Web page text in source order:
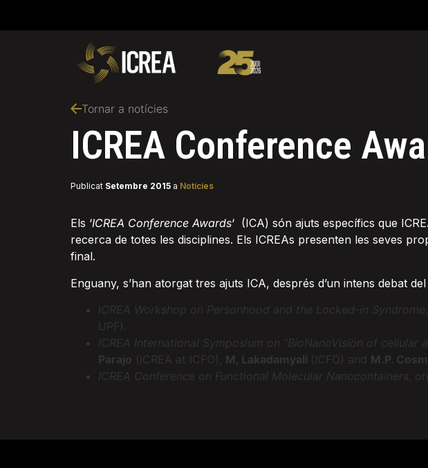
Tornar a notícies
ICREA Conference
Publicat Setembre 2015 a Notícies
Els ‘ICREA Conference Awards‘ (ICA) són ajuts específics que
recerca de totes les disciplines. Els ICREAs presenten les seves
final.
Enguany, s’han atorgat tres ajuts ICA, després d’un intens debat
CREA Workshop on Personhood and the Locked-in Syndrome
UPF).
ICREA International Symposium on “BioNanoVision of
Parajo (ICREA at ICFO), M, Lakadamyali (ICFO) and M.P.
ICREA Conference on Functional Molecular Nanocontainers ,